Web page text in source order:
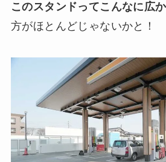
このスタンドってこんなに広
方がほとんどじゃないかと！